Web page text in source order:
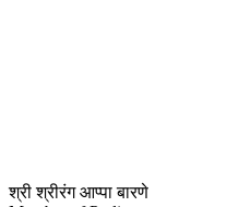
श्री श्रीरंग आप्पा बारणे